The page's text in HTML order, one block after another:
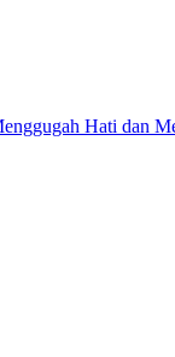
Hati dan